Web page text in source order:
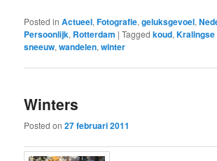
Posted in Actueel,Fotografie,geluksgevoel,
Persoonlijk, Rotterdam |Tagged koud,Kralingse
sneeuw,wandelen,winter
Winters
Posted on27 februari 2011